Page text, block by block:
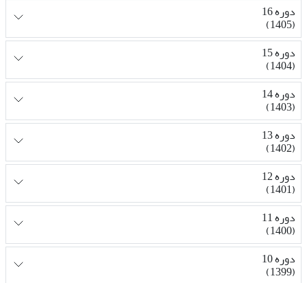
دوره 16
(1405)
دوره 15
(1404)
دوره 14
(1403)
دوره 13
(1402)
دوره 12
(1401)
دوره 11
(1400)
دوره 10
(1399)